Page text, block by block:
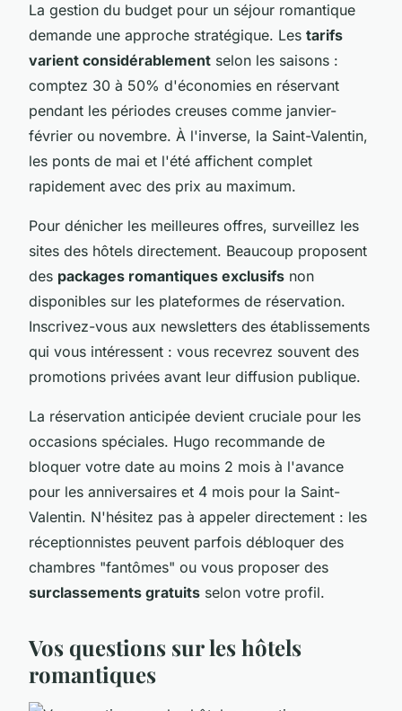
La gestion du budget pour un séjour romantique
demande une approche stratégique. Les tarifs
varient considérablement selon les saisons :
comptez 30 à 50% d'économies en réservant
pendant les périodes creuses comme janvier-
février ou novembre. À l'inverse, la Saint-Valentin,
les ponts de mai et l'été affichent complet
rapidement avec des prix au maximum.
Pour dénicher les meilleures offres, surveillez les
sites des hôtels directement. Beaucoup proposent
des packages romantiques exclusifs non
disponibles sur les plateformes de réservation.
Inscrivez-vous aux newsletters des établissements
qui vous intéressent : vous recevrez souvent des
promotions privées avant leur diffusion publique.
La réservation anticipée devient cruciale pour les
occasions spéciales. Hugo recommande de
bloquer votre date au moins 2 mois à l'avance
pour les anniversaires et 4 mois pour la Saint-
Valentin. N'hésitez pas à appeler directement : les
réceptionnistes peuvent parfois débloquer des
chambres "fantômes" ou vous proposer des
surclassements gratuits selon votre profil.
Vos questions sur les hôtels
romantiques